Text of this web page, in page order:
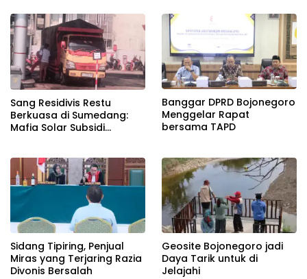
Sang Residivis Restu
Berkuasa di Sumedang:
Mafia Solar Subsidi
Bungkam
Banggar DPRD Bojonegoro
Menggelar Rapat
bersama TAPD
Sidang Tipiring, Penjual
Miras yang Terjaring Razia
Divonis Bersalah
Geosite Bojonegoro jadi
Daya Tarik untuk di
Jelajahi